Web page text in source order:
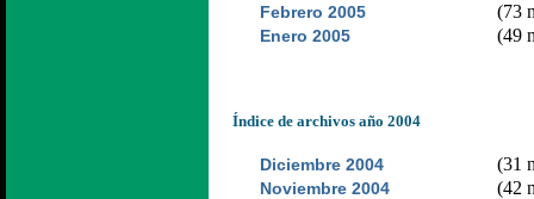
Febrero 2005 (73
Enero 2005 (49
Índice de archivos año 2004
Diciembre 2004 (31
Noviembre 2004 (42